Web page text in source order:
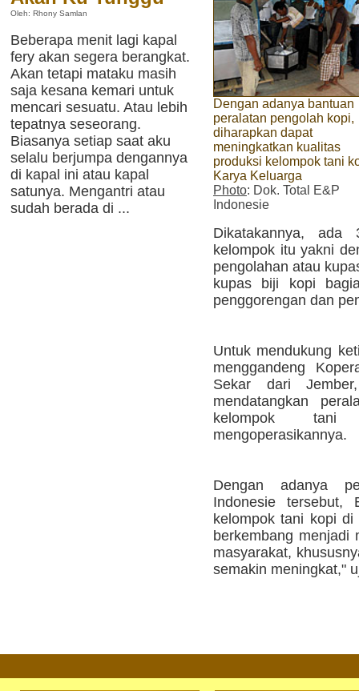
Oleh: Rhony Samlan
Beberapa menit lagi kapal
fery akan segera berangkat.
Akan tetapi mataku masih
saja kesana kemari untuk
mencari sesuatu. Atau lebih
tepatnya seseorang.
Biasanya setiap saat aku
selalu berjumpa dengannya
di kapal ini atau kapal
satunya. Mengantri atau
sudah berada di ...
Dengan adanya bantuan
peralatan pengolah kopi,
diharapkan dapat
meningkatkan kualitas
produksi kelompok tani
Karya Keluarga
Photo: Dok. Total E&P
Indonesie
Dikatakannya, ada
kelompok itu yakni
pengolahan atau
kupas biji kopi
penggorengan dan
Untuk mendukung
menggandeng
Sekar dari
mendatangkan
kelompok
mengoperasikannya.
Dengan adanya
Indonesie tersebut,
kelompok tani kopi
berkembang menjadi
masyarakat,
semakin meningkat,"